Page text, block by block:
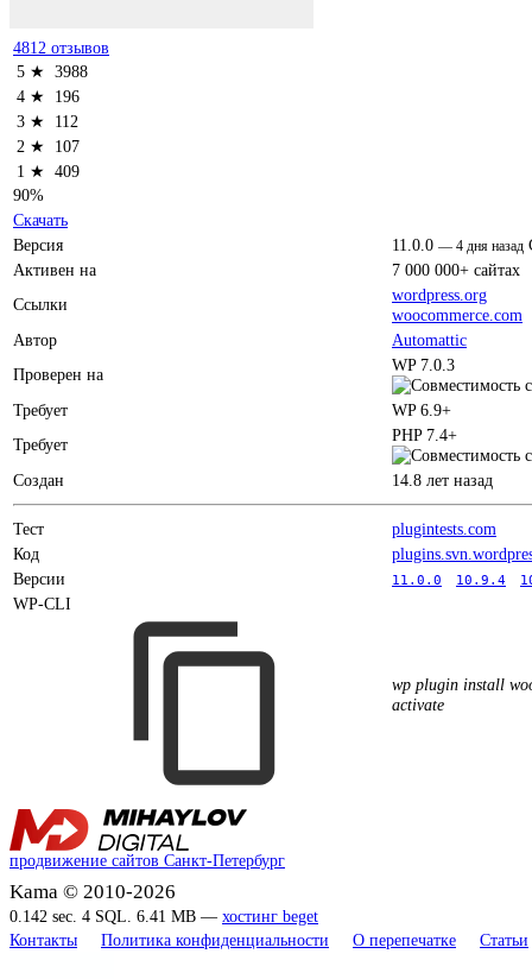
4812 отзывов
5 ★ 3988
4 ★
196
3 ★
112
2 ★
107
1 ★ 409
90%
Скачать
Версия
11.0.0 — 4 дня назад
Активен на
7 000 000+ сайтах
Ссылки
wordpress.org
woocommerce.com
Автор
Automattic
Проверен на
WP 7.0.3
Требует
WP 6.9+
Требует
PHP 7.4+
Создан 14.8 лет назад
Тест
plugintests.com
Код
Версии
11.0.0 10.9.4
WP-CLI
wp plugin install
activate
продвижение сайтов Санкт-Петербург
Kama © 2010-2026
0.142 sec. 4 SQL. 6.41 MB — хостинг beget
Контакты
Политика конфиденциальности О перепечатке Статьи